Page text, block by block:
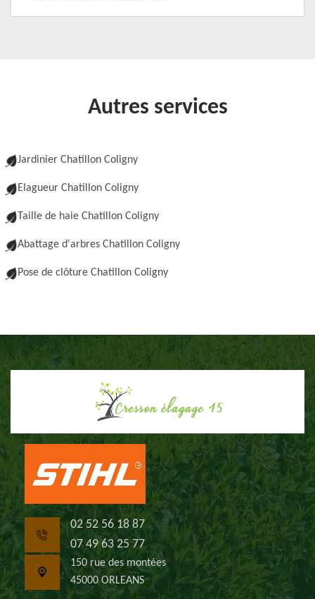
Autres services
Jardinier Chatillon Coligny
Elagueur Chatillon Coligny
Taille de haie Chatillon Coligny
Abattage d'arbres Chatillon Coligny
Pose de clôture Chatillon Coligny
02 52 56 18 87
07 49 63 25 77
150 rue des montées
45000 ORLEANS